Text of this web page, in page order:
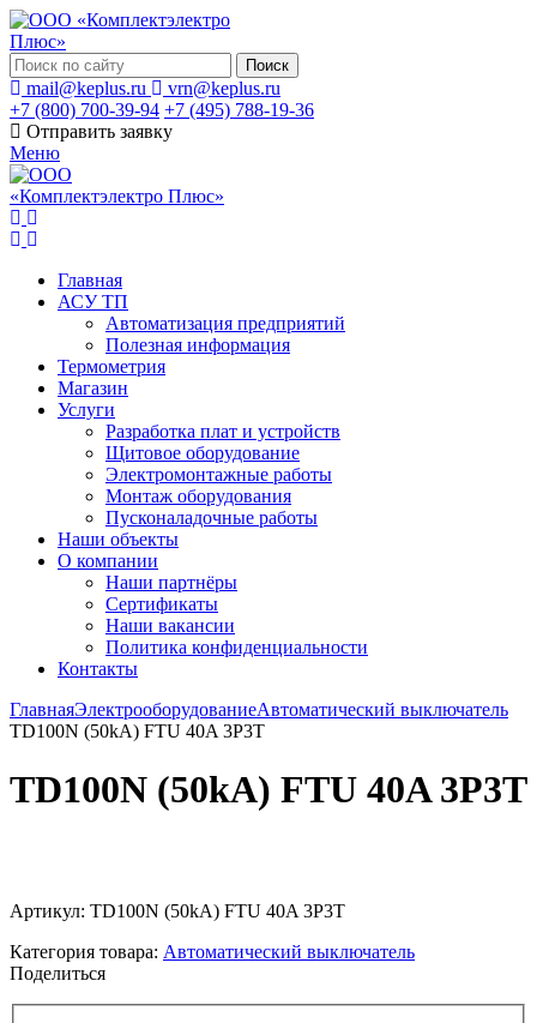
Поиск
mail@keplus.ru
vrn@keplus.ru
+7 (800) 700-39-94 +7 (495) 788-19-36
Отправить заявку
Меню
Главная
АСУ ТП
Автоматизация предприятий
Полезная информация
Термометрия
Магазин
Услуги
Разработка плат и устройств
Щитовое оборудование
Электромонтажные работы
Монтаж оборудования
Пусконаладочные работы
Наши объекты
О компании
Наши партнёры
Сертификаты
Наши вакансии
Политика конфиденциальности
Контакты
ГлавнаяЭлектрооборудованиеАвтоматический выключатель
TD100N (50kA) FTU 40A 3P3T
TD100N (50kA) FTU 40A 3P3T
Артикул: TD100N (50kA) FTU 40A 3P3T
Категория товара: Автоматический выключатель
Поделиться